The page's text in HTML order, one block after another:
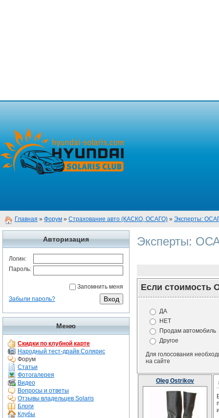
Главная » Форум » Страхование авто (КАСКО, ОСАГО) » Эксперты:
Авторизация
Логин:
Пароль:
Запомнить меня
Забыли пароль?
Меню
Скидки по клубной карте
Народный тест-драйв Солярис
Форум
Статьи
Фотогалерея
Видео
Вопросы и ответы
Отзывы владельцев Solaris
Блоги
Клубы
Эксперты:
Если стоимость
ДА
НЕТ
Продам автомобиль
Другое
Для голосования
на сайте
Oleg Ostrikov